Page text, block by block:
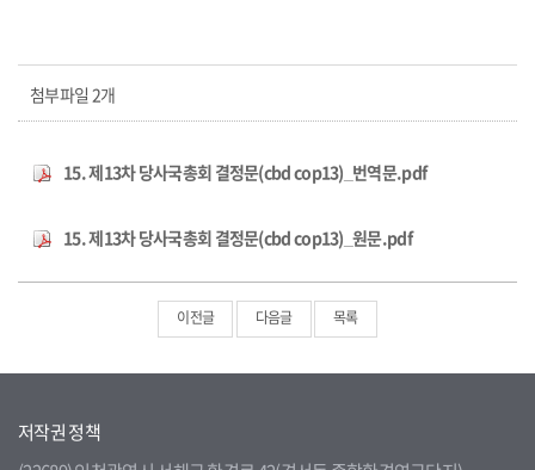
첨부파일 2개
15. 제13차 당사국총회 결정문(cbd cop13)_번역문.pdf
15. 제13차 당사국총회 결정문(cbd cop13)_원문.pdf
이전글 다음글 목록
저작권 정책